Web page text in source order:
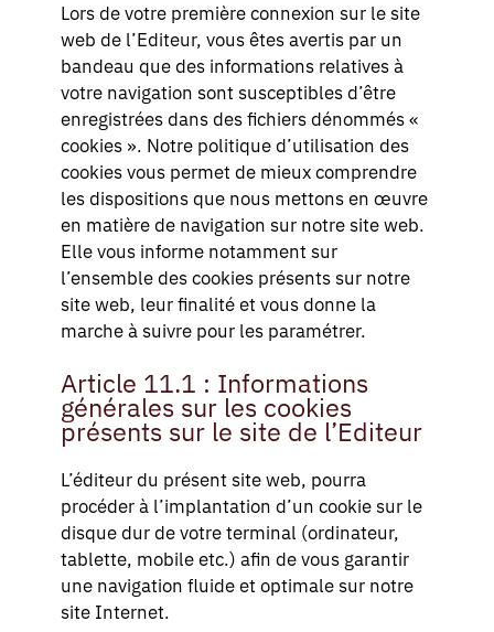
Lors de votre première connexion sur le site
web de l’Editeur, vous êtes avertis par un
bandeau que des informations relatives à
votre navigation sont susceptibles d’être
enregistrées dans des fichiers dénommés «
cookies ». Notre politique d’utilisation des
cookies vous permet de mieux comprendre
les dispositions que nous mettons en œuvre
en matière de navigation sur notre site web.
Elle vous informe notamment sur
l’ensemble des cookies présents sur notre
site web, leur finalité et vous donne la
marche à suivre pour les paramétrer.
Article 11.1 : Informations
générales sur les cookies
présents sur le site de l’Editeur
L’éditeur du présent site web, pourra
procéder à l’implantation d’un cookie sur le
disque dur de votre terminal (ordinateur,
tablette, mobile etc.) afin de vous garantir
une navigation fluide et optimale sur notre
site Internet.